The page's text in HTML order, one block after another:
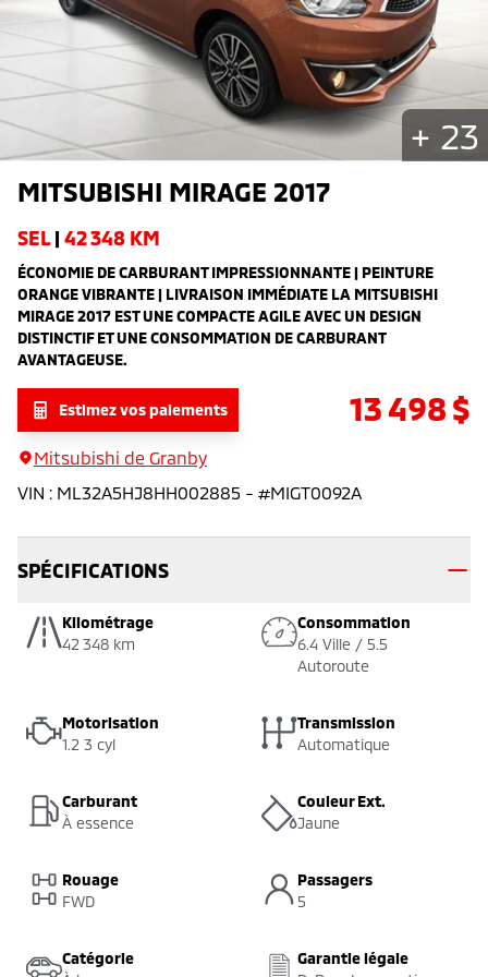
+ 23
MITSUBISHI MIRAGE 2017
SEL| 42 348 KM
ÉCONOMIE DE CARBURANT IMPRESSIONNANTE | PEINTURE
ORANGE VIBRANTE | LIVRAISON IMMÉDIATE LA MITSUBISHI
MIRAGE 2017 EST UNE COMPACTE AGILE AVEC UN DESIGN
DISTINCTIF ET UNE CONSOMMATION DE CARBURANT
AVANTAGEUSE.
13 498$
Estimez vos paiements
Mitsubishi de Granby
VIN : ML32A5HJ8HH002885 - #MIGT0092A
SPÉCIFICATIONS
Kilométrage
42 348 km
Consommation
6.4 Ville / 5.5
Autoroute
Motorisation
1.2 3 cyl
Transmission
Automatique
Carburant
À essence
Couleur Ext.
Jaune
Rouage
FWD
Passagers
5
Catégorie
Garantie légale